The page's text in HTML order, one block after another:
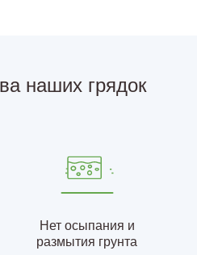
наших грядок
Нет осыпания и
размытия грунта